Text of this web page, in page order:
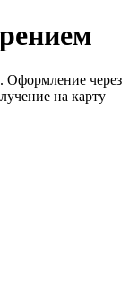
через
на карту